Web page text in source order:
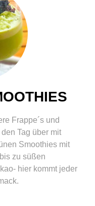
Frappe´s und
Tag über mit
Smoothies mit
zu süßen
hier kommt jeder